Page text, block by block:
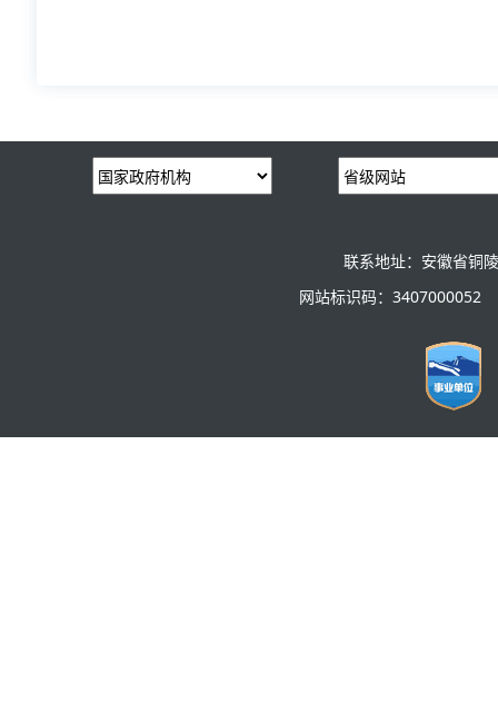
联系地址：安徽省铜
网站标识码：3407000052